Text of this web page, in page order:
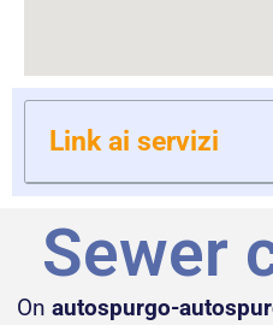
Link ai servizi
Sewer
On autospurgo-